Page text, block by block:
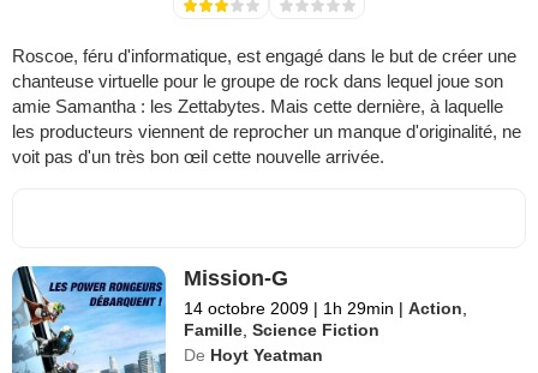
Roscoe, féru d'informatique, est engagé dans le but de créer une
chanteuse virtuelle pour le groupe de rock dans lequel joue son
amie Samantha : les Zettabytes. Mais cette dernière, à laquelle
les producteurs viennent de reprocher un manque d'originalité, ne
voit pas d'un très bon œil cette nouvelle arrivée.
Mission-G
14 octobre 2009 | 1h 29min | Action
Famille ,Science Fiction
De Hoyt Yeatman